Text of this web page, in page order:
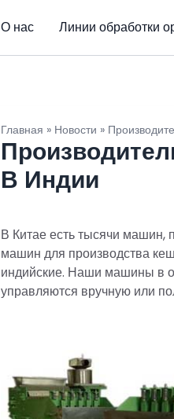
О нас Линии обработки
Главная » Новости »
В Индии
В Китае есть тысячи
машин для производства
индийские. Наши машины в
управляются вручную или